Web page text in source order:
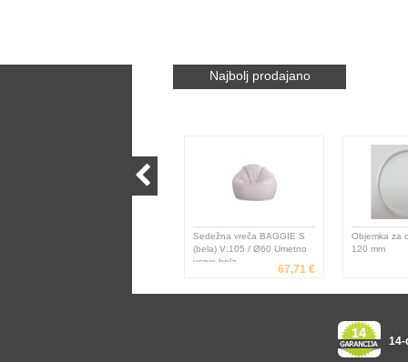
Najbolj prodajano
Sedežna vreča BAGGIE S
(bela) V:105 / Ø60 Umetno
usnje bela
67,71 €
Objemka za
120 mm
14-